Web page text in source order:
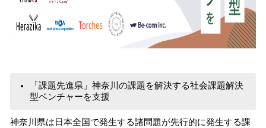
「課題先進県」神奈川の課題を解決する社会課題解決
型ベンチャーを支援
神奈川県は日本全国で発生する諸問題が先行的に発生する課